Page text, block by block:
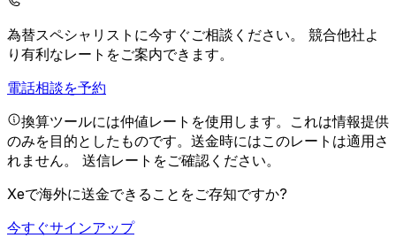
為替スペシャリストに今すぐご相談ください。 競合他社よ
り有利なレートをご案内できます。
電話相談を予約
換算ツールには仲値レートを使用します。これは情報提供
のみを目的としたものです。送金時にはこのレートは適用さ
れません。 送信レートをご確認ください。
Xeで海外に送金できることをご存知ですか?
今すぐサインアップ